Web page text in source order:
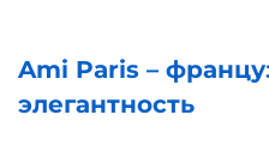
Ami Paris –
элегантность